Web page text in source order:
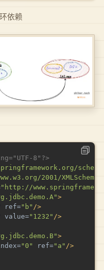
依赖
8"?>
2001/
" http://
">
ref=" b " />
value=" 1232 " />
">
=" 0 " ref=" a " />